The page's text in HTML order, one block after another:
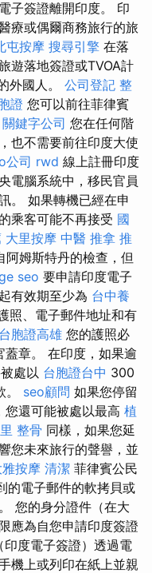
子簽證離開印度。 印
療或偶爾商務旅行的旅
屯按摩 搜尋引擎 在落
遊落地簽證或TVOA計
外國人。 公司登記 整
證 您可以前往菲律賓
關鍵字公司 您在任何階
也不需要前往印度大使
公司 rwd 線上註冊印度
電腦系統中，移民官員
。 如果轉機已經在申
乘客可能不再接受 國
大里按摩 中醫 推拿 推
姆斯特丹的檢查，但
seo 要申請印度電子
有效期至少為 台中養
照、電子郵件地址和有
台胞證高雄 您的護照必
章。 在印度，如果逾
處以 台胞證台中 300
。 seo顧問 如果您停留
您還可能被處以最高 植
整骨 同樣，如果您延
您未來旅行的聲譽，並
雅按摩 清潔 菲律賓公民
的電子郵件的軟拷貝或
您的身分證件（在大
應為自您申請印度簽證
印度電子簽證）透過電
機上或列印在紙上並親